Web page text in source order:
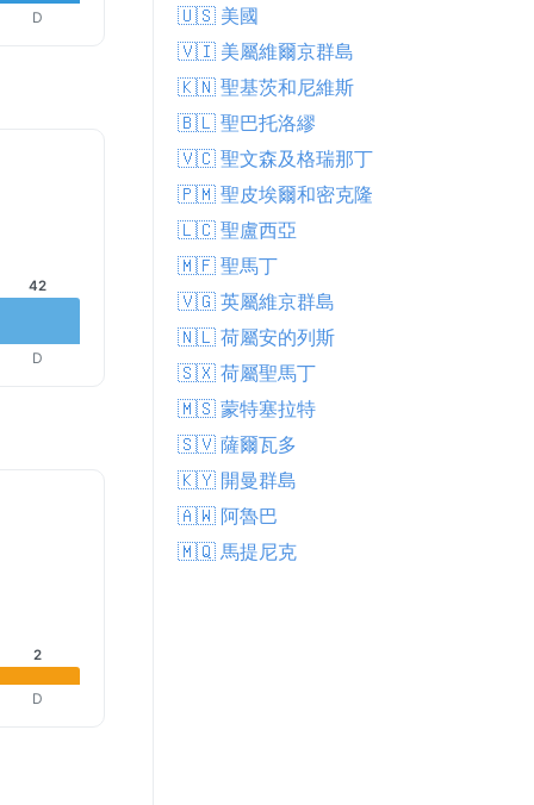
D
42
D
2
D
🇺🇸 美國
🇻🇮 美屬維爾京群島
🇰🇳 聖基茨和尼維斯
🇧🇱 聖巴托洛繆
🇻🇨 聖文森及格瑞那丁
🇵🇲 聖皮埃爾和密克隆
🇱🇨 聖盧西亞
🇲🇫 聖馬丁
🇻🇬 英屬維京群島
🇳🇱 荷屬安的列斯
🇸🇽 荷屬聖馬丁
🇲🇸 蒙特塞拉特
🇸🇻 薩爾瓦多
🇰🇾 開曼群島
🇦🇼 阿魯巴
🇲🇶 馬提尼克